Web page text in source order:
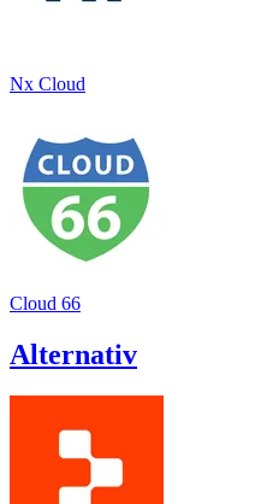
Nx Cloud
Cloud 66
Alternativ